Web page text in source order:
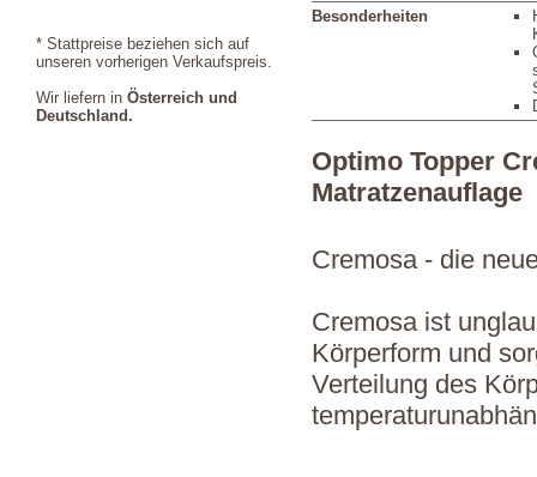
* Stattpreise beziehen sich auf
unseren vorherigen Verkaufspreis.
Wir liefern in Österreich und
Deutschland.
Besonderheiten
Optimo Topper
Matratzenauflage
Cremosa - die
Cremosa ist
Körperform und
Verteilung des